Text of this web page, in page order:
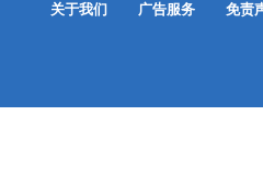
关于我们 广告服务 免责